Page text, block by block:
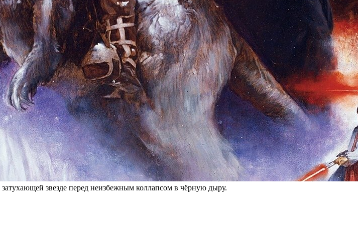
звезде перед неизбежным коллапсом в чёрную дыру.